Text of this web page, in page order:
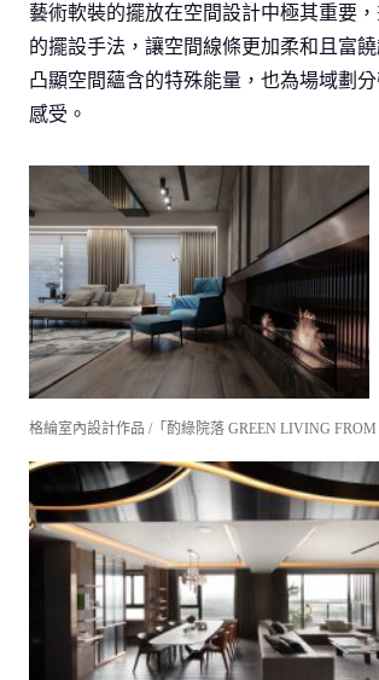
藝術軟裝的擺放在空間設計中極其重要
的擺設手法，讓空間線條更加柔和且富
凸顯空間蘊含的特殊能量，也為場域劃
感受。
格綸室內設計作品 /「酌綠院落 GREEN LIVING FROM